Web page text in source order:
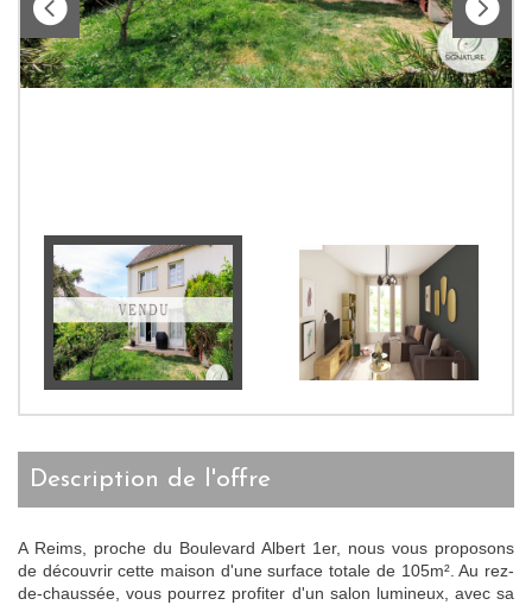
description de l'offre
A Reims, proche du Boulevard Albert 1er, nous vous proposons
de découvrir cette maison d'une surface totale de 105m². Au rez-
de-chaussée, vous pourrez profiter d'un salon lumineux, avec sa